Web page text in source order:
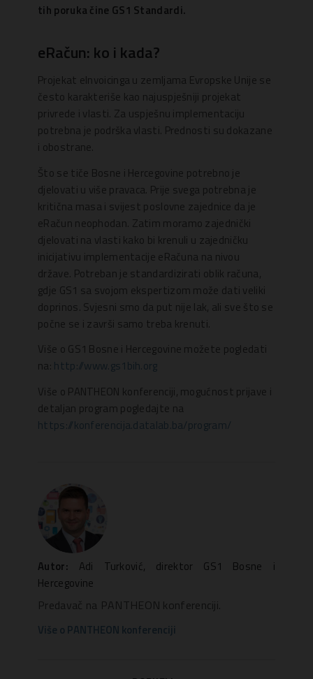
tih poruka čine GS1 Standardi.
eRačun: ko i kada?
Projekat eInvoicinga u zemljama Evropske Unije se
često karakteriše kao najuspješniji projekat
privrede i vlasti. Za uspješnu implementaciju
potrebna je podrška vlasti. Prednosti su dokazane
i obostrane.
Što se tiče Bosne i Hercegovine potrebno je
djelovati u više pravaca. Prije svega potrebna je
kritična masa i svijest poslovne zajednice da je
eRačun neophodan. Zatim moramo zajednički
djelovati na vlasti kako bi krenuli u zajedničku
inicijativu implementacije eRačuna na nivou
države. Potreban je standardizirati oblik računa,
gdje GS1 sa svojom ekspertizom može dati veliki
doprinos. Svjesni smo da put nije lak, ali sve što se
počne se i završi samo treba krenuti.
Više o GS1 Bosne i Hercegovine možete pogledati
na: http://www.gs1bih.org
Više o PANTHEON konferenciji, mogućnost prijave i
detaljan program pogledajte na
https://konferencija.datalab.ba/program/
Autor: Adi Turković, direktor GS1 Bosne i
Hercegovine
Predavač na PANTHEON konferenciji.
Više o PANTHEON konferenciji